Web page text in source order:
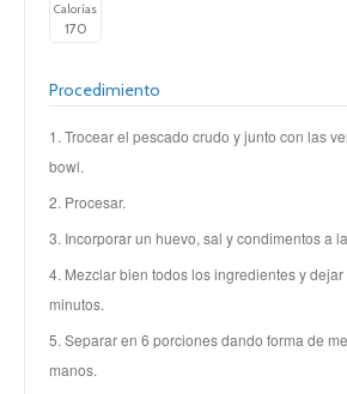
Calorías
170
Procedimiento
1. Trocear el pescado crudo y junto con las
bowl.
2. Procesar.
3. Incorporar un huevo, sal y condimentos a
4. Mezclar bien todos los ingredientes y
minutos.
5. Separar en 6 porciones dando forma de
manos.